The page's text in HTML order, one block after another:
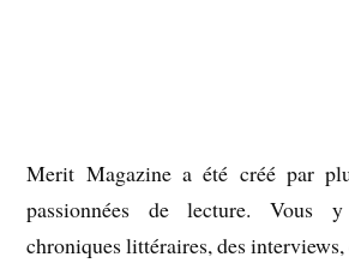
Merit Magazine a été créé par
passionnées de lecture. Vous
chroniques littéraires, des